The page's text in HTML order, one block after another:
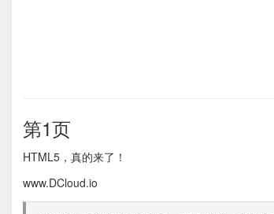
第1页
HTML5，真的来了！
www.DCloud.io